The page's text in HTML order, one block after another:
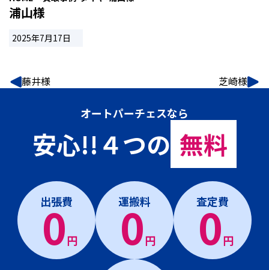
浦山様
2025年7月17日
藤井様 芝崎様
オートパーチェスなら
安心!!４つの 無料
出張費
0円
運搬料
0円
査定費
0円